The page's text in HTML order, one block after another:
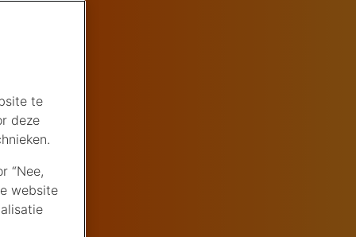
te
deze
“Nee,
website